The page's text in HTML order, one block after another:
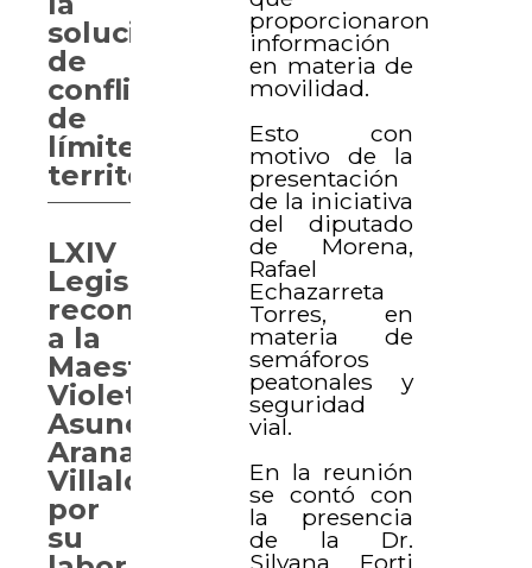
proporcionaron
información
en materia de
movilidad.
Esto con
motivo de la
presentación
de la iniciativa
del diputado
de Morena,
Rafael
Echazarreta
Torres, en
materia de
semáforos
peatonales y
seguridad
vial.
En la reunión
se contó con
la presencia
de la Dr.
Silvana Forti
solución
de
conflictos
de
límites
territoriales
LXIV
Legislatura
reconoce
a la
Maestra
Violeta
Asunción
Arana
Villalobos
por
su